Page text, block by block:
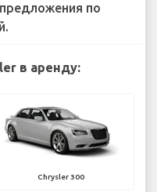
по
в аренду:
Chrysler 300